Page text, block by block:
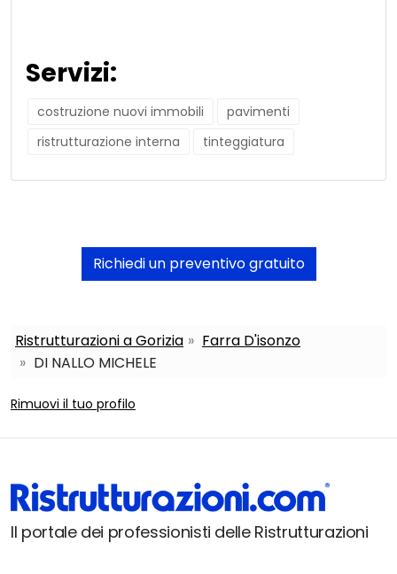
Servizi:
costruzione nuovi immobili
pavimenti
ristrutturazione interna
tinteggiatura
Richiedi un preventivo gratuito
Ristrutturazioni a Gorizia
Farra D'isonzo
DI NALLO MICHELE
Rimuovi il tuo profilo
Il portale dei professionisti delle Ristrutturazioni